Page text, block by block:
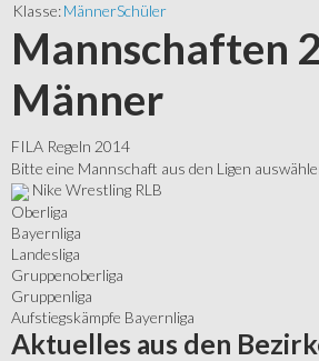
Klasse:MännerSchüler
Mannschaften
Männer
FILA Regeln 2014
Bitte eine Mannschaft aus den Ligen
Nike Wrestling RLB
Oberliga
Bayernliga
Landesliga
Gruppenoberliga
Gruppenliga
Aufstiegskämpfe Bayernliga
Aktuelles aus den